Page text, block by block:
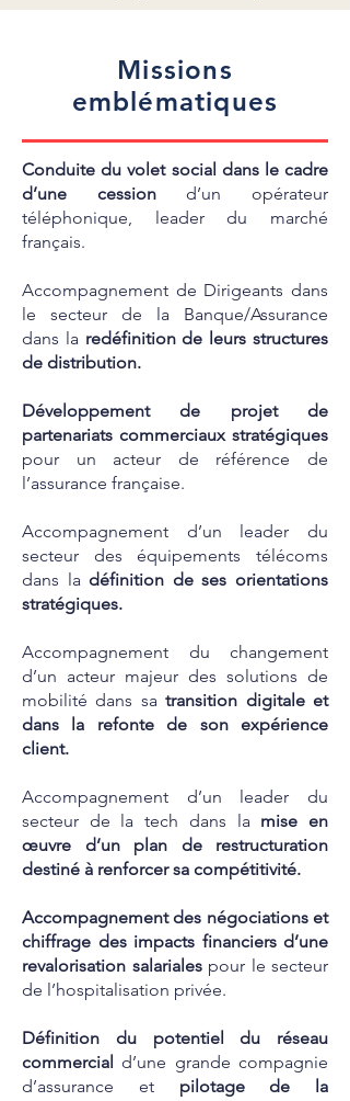
Missions
emblématiques
Conduite du volet social dans le cadre
d’une cessiond’un opérateur
téléphonique, leader du marché
français.
Accompagnement de Dirigeants dans
le secteur de la Banque/Assurance
dans la redéfinition de leurs structures
de distribution.
Développement de projet de
partenariats commerciaux stratégiques
pour un acteur de référence de
l’assurance française.
Accompagnement d’un leader du
secteur des équipements télécoms
dans la définition de ses orientations
stratégiques.
Accompagnement du changement
d’un acteur majeur des solutions de
mobilité dans satransition digitale et
dans la refonte de son expérience
client.
Accompagnement d’un leader du
secteur de la tech dans la mise en
œuvre d’un plan de restructuration
destiné à renforcer sa compétitivité.
Accompagnement des négociations et
chiffrage des impacts financiers d’une
revalorisation salariales pour le secteur
de l’hospitalisation privée.
Définition du potentiel du réseau
commercial d’une grande compagnie
d’assurance et pilotage de la